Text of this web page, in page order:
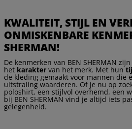
KWALITEIT, STIJL EN
ONMISKENBARE
SHERMAN!
De kenmerken van BEN SHERMAN
het karaktervan het merk. Met hun
de kleding gemaakt voor mannen die
uitstraling waarderen. Of je nu op
poloshirt, een stijlvol overhemd, een
bij BEN SHERMAN vind je altijd iets
gelegenheid.